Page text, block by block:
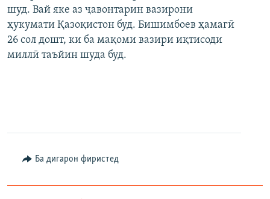
шуд. Вай яке аз ҷавонтарин вазирони
ҳукумати Қазоқистон буд. Бишимбоев ҳамагӣ
26 сол дошт, ки ба мақоми вазири иқтисоди
миллӣ таъйин шуда буд.
Ба дигарон фиристед